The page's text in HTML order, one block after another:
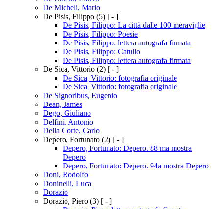
De Micheli, Mario
De Pisis, Filippo (5) [ - ]
De Pisis, Filippo: La città dalle 100 meraviglie
De Pisis, Filippo: Poesie
De Pisis, Filippo: lettera autografa firmata
De Pisis, Filippo: Catullo
De Pisis, Filippo: lettera autografa firmata
De Sica, Vittorio (2) [ - ]
De Sica, Vittorio: fotografia originale
De Sica, Vittorio: fotografia originale
De Signoribus, Eugenio
Dean, James
Dego, Giuliano
Delfini, Antonio
Della Corte, Carlo
Depero, Fortunato (2) [ - ]
Depero, Fortunato: Depero. 88 ma mostra
Depero
Depero, Fortunato: Depero. 94a mostra Depero
Doni, Rodolfo
Doninelli, Luca
Dorazio
Dorazio, Piero (3) [ - ]